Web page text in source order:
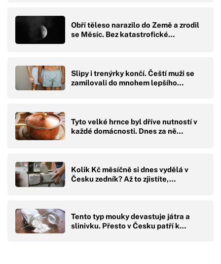
Obří těleso narazilo do Země a zrodil
se Měsíc. Bez katastrofické…
Slipy i trenýrky končí. Čeští muži se
zamilovali do mnohem lepšího…
Tyto velké hrnce byl dříve nutností v
každé domácnosti. Dnes za ně…
Kolik Kč měsíčně si dnes vydělá v
Česku zedník? Až to zjistíte,…
Tento typ mouky devastuje játra a
slinivku. Přesto v Česku patří k…